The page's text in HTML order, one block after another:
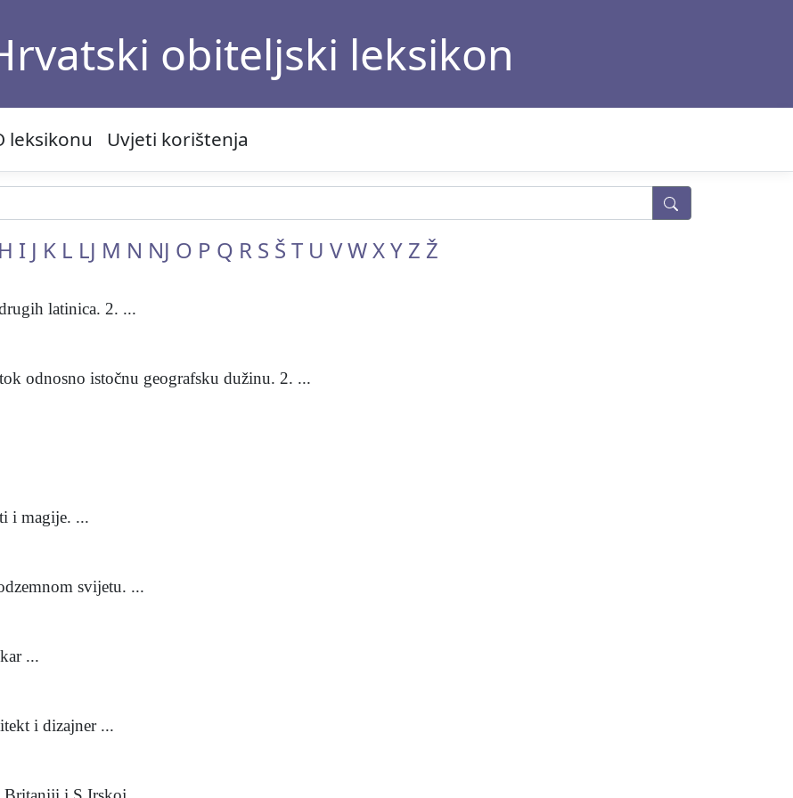
obiteljski leksikon
leksikonu Uvjeti korištenja
H I J K L LJ M N NJ O P Q R S Š T U VWXY Z Ž
latinica. 2. ...
odnosno istočnu geografsku dužinu. 2. ...
i magije. ...
svijetu. ...
...
i dizajner ...